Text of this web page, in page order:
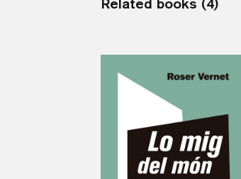
Related books (4)